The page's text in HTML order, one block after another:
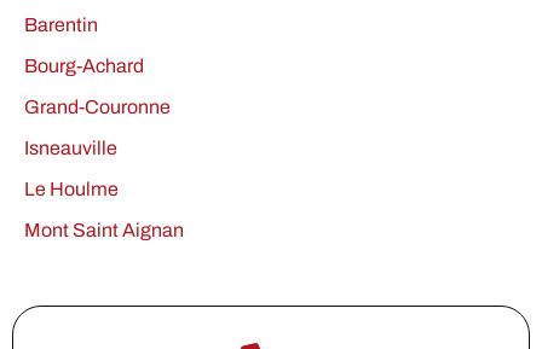
Barentin
Bourg-Achard
Grand-Couronne
Isneauville
Le Houlme
Mont Saint Aignan